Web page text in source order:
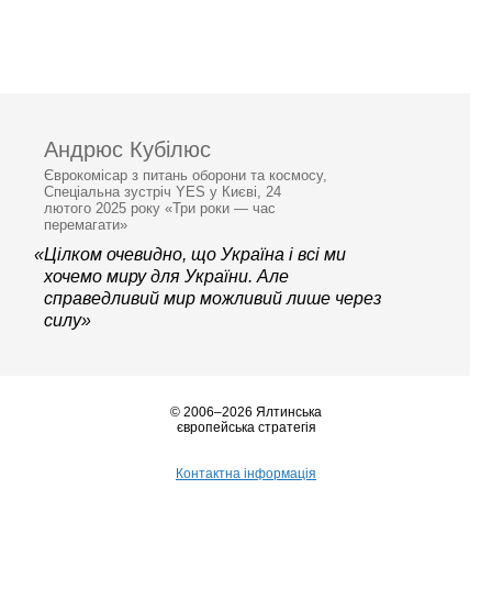
Андрюс Кубілюс
Єврокомісар з питань оборони та космосу,
Спеціальна зустріч YES у Києві, 24
лютого 2025 року «Три роки — час
перемагати»
«Цілком очевидно, що Україна і всі ми
хочемо миру для України. Але
справедливий мир можливий лише через
силу»
© 2006–2026 Ялтинська
європейська стратегія
Контактна інформація